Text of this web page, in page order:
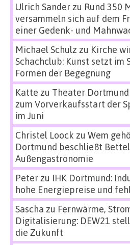
Ulrich Sanderzu Rund 350
versammeln sich auf dem
einer Gedenk- und
Michael Schulz zu Kirche
Schachclub: Kunst setzt im
Formen der Begegnung
Katte zu Theater
zum Vorverkaufsstart der
im Juni
Christel Loock zu Wem
Dortmund beschließt
Außengastronomie
Peterzu IHK Dortmund:
hohe Energiepreise und
Sascha zu Fernwärme,
Digitalisierung: DEW21
die Zukunft